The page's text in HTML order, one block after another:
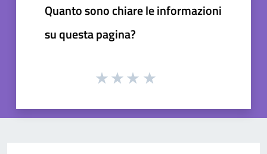
Quanto sono chiare le informazioni
su questa pagina?